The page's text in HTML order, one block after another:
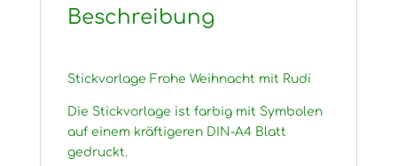
Beschreibung
Stickvorlage Frohe Weihnacht mit Rudi
Die Stickvorlage ist farbig mit Symbolen
auf einem kräftigeren DIN-A4 Blatt
gedruckt.